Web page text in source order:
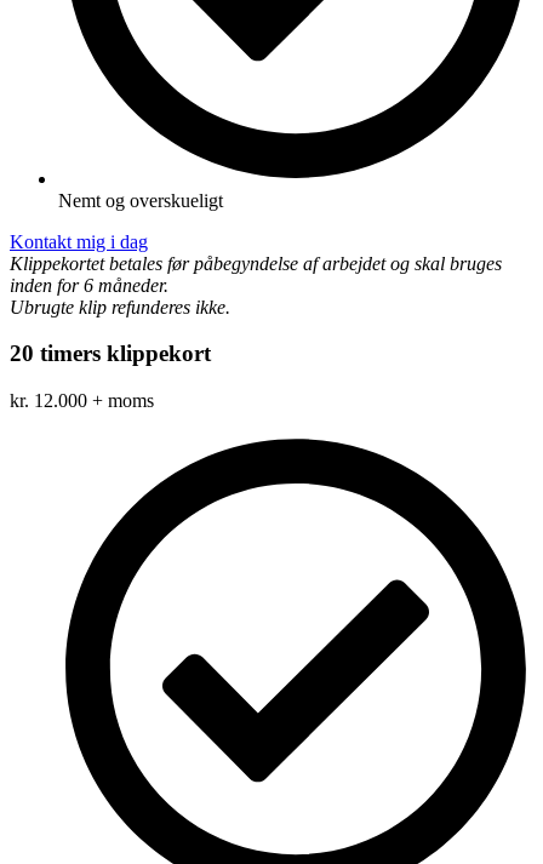
Nemt og overskueligt
Kontakt mig i dag
Klippekortet betales før påbegyndelse af arbejdet og skal bruges
inden for 6 måneder.
Ubrugte klip refunderes ikke.
20 timers klippekort
kr. 12.000 + moms